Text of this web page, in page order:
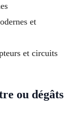
et
et circuits
ou dégâts